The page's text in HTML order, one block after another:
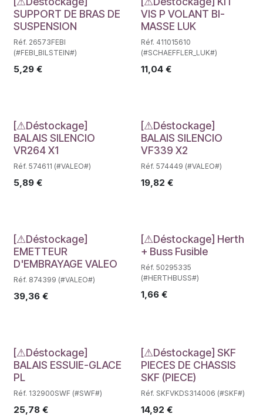
Déstockage
SUPPORT DE BRAS DE
SUSPENSION
Réf. 26573FEBI
(#FEBI_BILSTEIN#)
5,29 €
Déstockage
VIS P VOLANT BI-
MASSE LUK
Réf. 411015610
(#SCHAEFFLER_LUK#)
11,04€
Déstockage
[⚠Déstockage]
BALAIS SILENCIO
VR264 X1
Réf. 574611 (#VALEO#)
5,89 €
Déstockage
[⚠Déstockage]
BALAIS SILENCIO
VF339 X2
Réf. 574449 (#VALEO#)
19,82 €
Déstockage
[⚠Déstockage]
EMETTEUR
D'EMBRAYAGE VALEO
Réf. 874399 (#VALEO#)
39,36 €
Déstockage
[⚠Déstockage] Herth
+ Buss Fusible
Réf. 50295335
(#HERTHBUSS#)
1,66€
Déstockage
[⚠Déstockage]
BALAIS ESSUIE-GLACE
PL
Réf. 132900SWF (#SWF#)
25,78 €
Déstockage
[⚠Déstockage] SKF
PIECES DE CHASSIS
SKF (PIECE)
Réf. SKFVKDS314006 (#SKF#)
14,92 €